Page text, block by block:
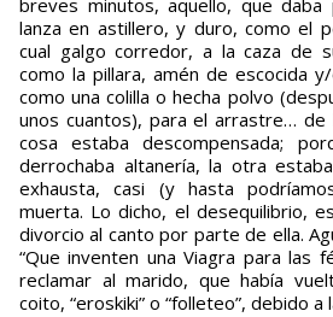
breves minutos, aquello, que daba
lanza en astillero, y duro, como el
cual galgo corredor, a la caza de
como la pillara, amén de escocida
como una colilla o hecha polvo
unos cuantos), para el arrastre… de
cosa estaba descompensada;
derrochaba altanería, la otra
exhausta, casi (y hasta
muerta. Lo dicho, el desequilibrio,
divorcio al canto por parte de ella.
“Que inventen una Viagra para las
reclamar al marido, que había
coito, “eroskiki” o “folleteo”, debido a